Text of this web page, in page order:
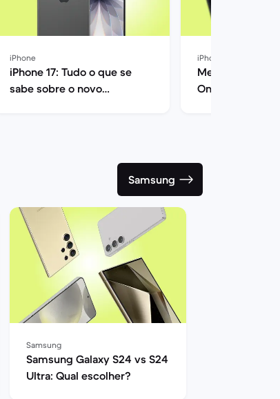
iPhone
iPhone 17: Tudo o que se
sabe sobre o novo
iPhone
Melhores
Onde comprar?
Samsung
Samsung
Samsung Galaxy S24 vs S24
Ultra: Qual escolher?